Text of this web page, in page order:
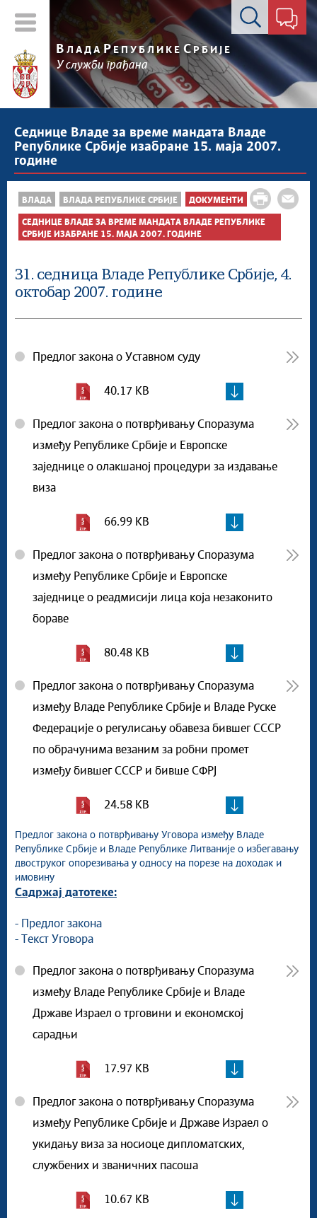
Контакт форма
В ЛАДА РЕПУБЛИКЕ СРБИЈЕ
У служби грађана
Седнице Владе за време мандата Владе
Републике Србије изабране 15. маја 2007.
године
ВЛАДА ВЛАДА РЕПУБЛИКЕ СРБИЈЕ ДОКУМЕНТИ
СЕДНИЦЕ ВЛАДЕ ЗА ВРЕМЕ МАНДАТА ВЛАДЕ РЕПУБЛИКЕ
СРБИЈЕ ИЗАБРАНЕ 15. МАЈА 2007. ГОДИНЕ
31. седница Владе Републике Србије, 4.
октобар 2007. године
Предлог закона о Уставном суду
40.17 KB
Предлог закона о потврђивању Споразума
између Републике Србије и Европске
заједнице о олакшаној процедури за издавање
виза
66.99 KB
Предлог закона о потврђивању Споразума
између Републике Србије и Европске
заједнице о реадмисији лица која незаконито
бораве
80.48 KB
Предлог закона о потврђивању Споразума
између Владе Републике Србије и Владе Руске
Федерације о регулисању обавеза бившег СССР
по обрачунима везаним за робни промет
између бившег СССР и бивше СФРЈ
24.58 KB
Предлог закона о потврђивању Уговора између Владе
Републике Србије и Владе Републике Литваније о избегавању
двоструког опорезивања у односу на порезе на доходак и
имовину
Садржај датотеке:
- Предлог закона
- Текст Уговора
Предлог закона о потврђивању Споразума
између Владе Републике Србије и Владе
Државе Израел о трговини и економској
сарадњи
17.97 KB
Предлог закона о потврђивању Споразума
између Републике Србије и Државе Израел о
укидању виза за носиоце дипломатских,
службених и званичних пасоша
10.67 KB